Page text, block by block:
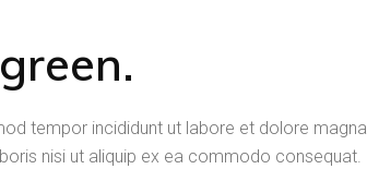
tempor incididunt ut labore et dolore magna
nisi ut aliquip ex ea commodo consequat.